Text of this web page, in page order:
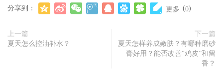
分享到： 更多 (0)
上一篇
夏天怎么控油补水？
下一篇
夏天怎样养成嫩肤？有哪种磨砂
膏好用？能否改善“鸡皮”和留
香？